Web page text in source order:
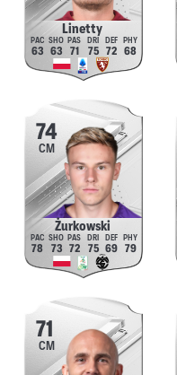
Linetty
63 63 71 75 72 68
74
CM
Żurkowski
78 73 72 75 69 79
71
CM